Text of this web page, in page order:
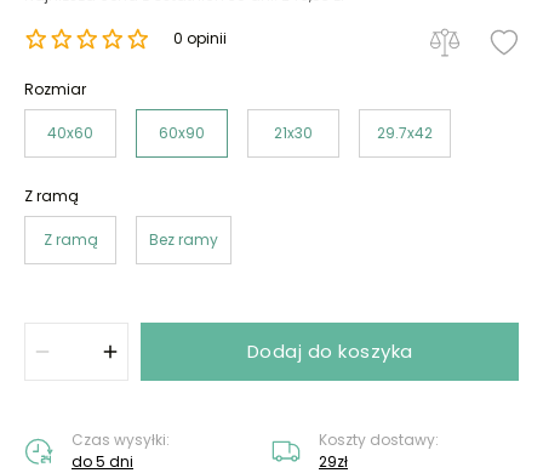
0 opinii
Rozmiar
40x60 60x90 21x30 29.7x42
Z ramą
Z ramą Bez ramy
Dodaj do koszyka
Czas wysyłki:
do 5 dni
Koszty dostawy:
29zł